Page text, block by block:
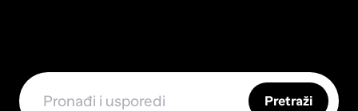
Pretraži